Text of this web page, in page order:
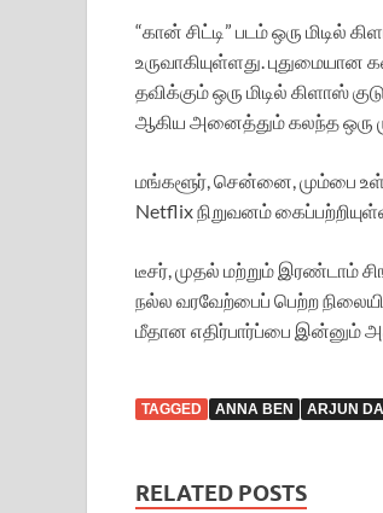
“கான் சிட்டி” படம் ஒரு
உருவாகியுள்ளது.
தவிக்கும் ஒரு மிடில் கிளாஸ்
ஆகிய அனைத்தும் கலந்த ஒரு
மங்களூர், சென்னை, மும்பை
Netflix நிறுவனம்
டீசர், முதல் மற்றும் இரண்டாம்
நல்ல வரவேற்பைப் பெற்ற
மீதான எதிர்பார்ப்பை இன்னும்
TAGGED ANNA BEN ARJUN
RELATED POSTS